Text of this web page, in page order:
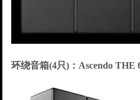
环绕音箱(4只)：Ascendo